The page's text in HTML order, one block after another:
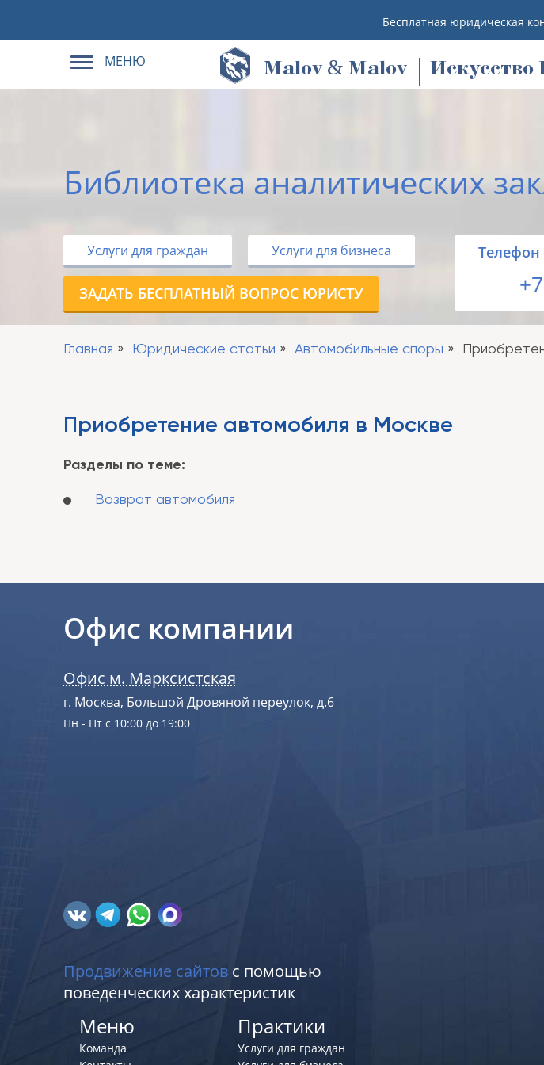
Бесплатная юридическая
МЕНЮ Malov & Malov Искусство
Библиотека аналитических
Услуги для граждан Услуги для бизнеса
ЗАДАТЬ БЕСПЛАТНЫЙ ВОПРОС ЮРИСТУ
Tелефон
Главная Юридические статьи Автомобильные споры
Приобретение автомобиля в Москве
Разделы по теме:
Возврат автомобиля
Офис компании
Офис м. Марксистская
г. Москва, Большой Дровяной переулок, д.6
Пн - Пт с 10:00 до 19:00
Продвижение сайтовс помощью
поведенческих характеристик
Меню
Команда
Практики
Услуги для граждан